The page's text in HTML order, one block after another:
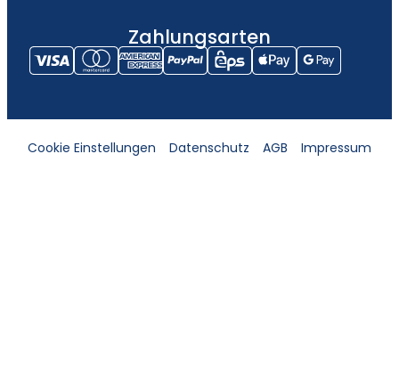
Zahlungsarten
Cookie Einstellungen Datenschutz AGB Impressum